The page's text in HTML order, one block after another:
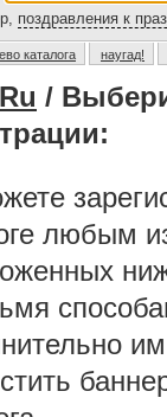
поздравления к
каталога наугад!
/
любым